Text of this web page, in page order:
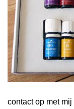
contact op met